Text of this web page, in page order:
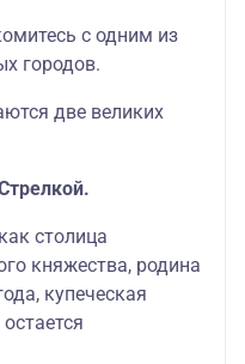
с одним из
городов.
две великих
столица
княжества, родина
купеческая